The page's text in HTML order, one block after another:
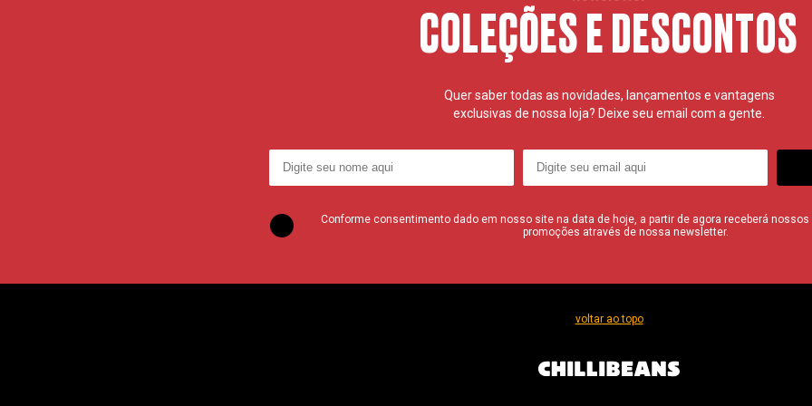
COLEÇÕES E DESCONTOS
Quer saber todas as novidades, lançamentos e vantagens
exclusivas de nossa loja? Deixe seu email com a gente.
Conforme consentimento dado em nosso site na data de hoje, a partir de agora receberá
promoções através de nossa newsletter.
voltar ao topo